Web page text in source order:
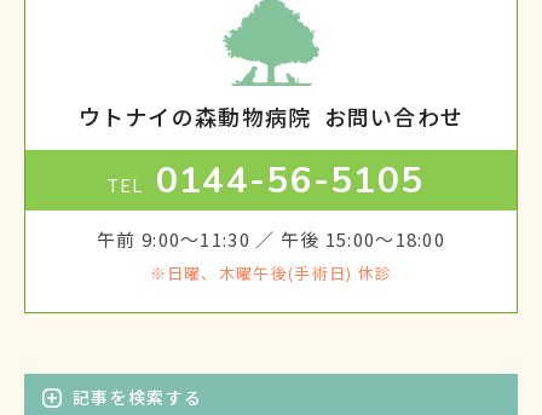
ウトナイの森動物病院 お問い合わせ
TEL 0144-56-5105
午前 9:00～11:30 ／ 午後 15:00～18:00
※日曜、木曜午後(手術日) 休診
記事を検索する